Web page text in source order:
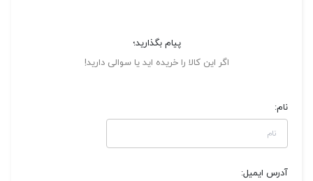
پیام بگذارید؛
اگر این کالا را خریده اید یا سوالی دارید!
نام:
آدرس ایمیل: